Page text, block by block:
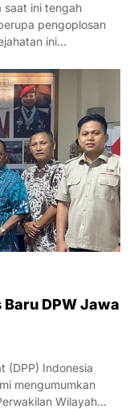
saat ini tengah
pengoplosan
ini…
Baru DPW Jawa
(DPP) Indonesia
mengumumkan
Wilayah…